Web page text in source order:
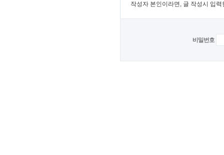
작성자 본인이라면, 글 작성시 입
비밀번호